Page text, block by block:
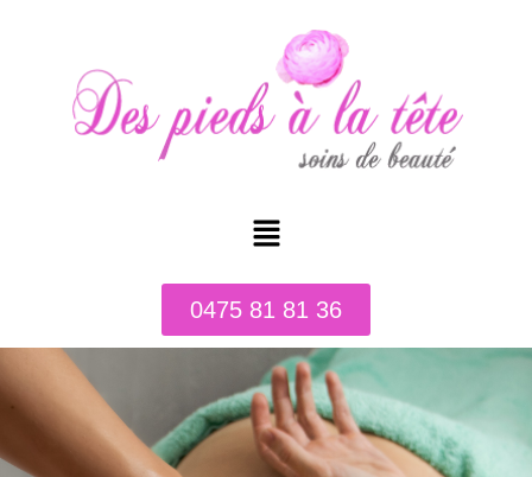
0475 81 81 36